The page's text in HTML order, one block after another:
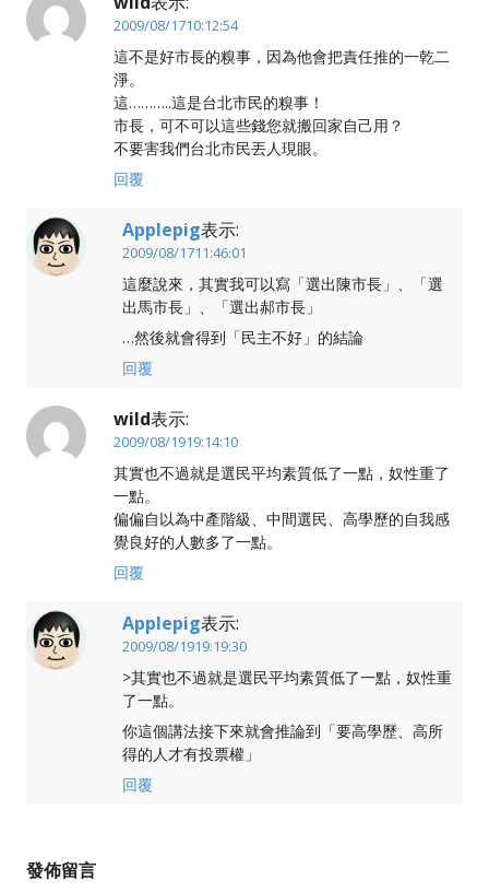
2009/08/1710:12:54
這不是好市長的糗事，因為他會把責任推的一乾二
淨。
這………..這是台北市民的糗事！
市長，可不可以這些錢您就搬回家自己用？
不要害我們台北市民丟人現眼。
回覆
Applepig表示:
2009/08/1711:46:01
這麼說來，其實我可以寫「選出陳市長」、「選
出馬市長」、「選出郝市長」
…然後就會得到「民主不好」的結論
回覆
wild表示:
2009/08/1919:14:10
其實也不過就是選民平均素質低了一點，奴性重了
一點。
偏偏自以為中產階級、中間選民、高學歷的自我感
覺良好的人數多了一點。
回覆
Applepig表示:
2009/08/1919:19:30
>其實也不過就是選民平均素質低了一點，奴性重
了一點。
你這個講法接下來就會推論到「要高學歷、高所
得的人才有投票權」
回覆
發佈留言